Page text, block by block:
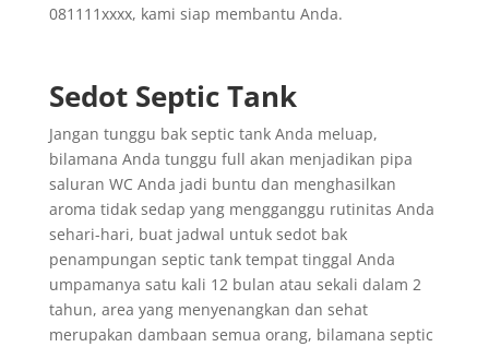
081111xxxx, kami siap membantu Anda.
Sedot Septic Tank
Jangan tunggu bak septic tank Anda meluap,
bilamana Anda tunggu full akan menjadikan pipa
saluran WC Anda jadi buntu dan menghasilkan
aroma tidak sedap yang mengganggu rutinitas Anda
sehari-hari, buat jadwal untuk sedot bak
penampungan septic tank tempat tinggal Anda
umpamanya satu kali 12 bulan atau sekali dalam 2
tahun, area yang menyenangkan dan sehat
merupakan dambaan semua orang, bilamana septic